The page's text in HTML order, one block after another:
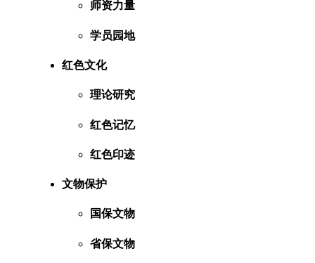
师资力量
学员园地
红色文化
理论研究
红色记忆
红色印迹
文物保护
国保文物
省保文物